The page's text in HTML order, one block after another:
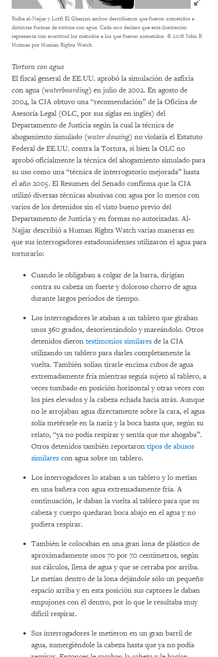
Ridha al-Najjar y Lotfi El Gherissi ambos describieron que fueron sometidos a
distintas formas de tortura con agua. Cada uno declaro que esta ilustración
representa con exactitud los métodos a los que fueron sometidos. © 2016 John R.
Holmes por Human Rights Watch
Tortura con agua
El fiscal general de EE.UU. aprobó la simulación de asfixia
con agua (waterboarding) en julio de 2002. En agosto de
2004, la CIA obtuvo una “recomendación” de la Oficina de
Asesoría Legal (OLC, por sus siglas en inglés) del
Departamento de Justicia según la cual la técnica de
ahogamiento simulado (water dousing) no violaría el Estatuto
Federal de EE.UU. contra la Tortura, si bien la OLC no
aprobó oficialmente la técnica del ahogamiento simulado para
su uso como una “técnica de interrogatorio mejorada” hasta
el año 2005. El Resumen del Senado confirma que la CIA
utilizó diversas técnicas abusivas con agua por lo menos con
varios de los detenidos sin el visto bueno previo del
Departamento de Justicia y en formas no autorizadas. Al-
Najjar describió a Human Rights Watch varias maneras en
que sus interrogadores estadounidenses utilizaron el agua para
torturarlo:
Cuando le obligaban a colgar de la barra, dirigían
contra su cabeza un fuerte y doloroso chorro de agua
durante largos periodos de tiempo.
Los interrogadores le ataban a un tablero que giraban
unos 360 grados, desorientándolo y mareándolo. Otros
detenidos dieron testimonios similares de la CIA
utilizando un tablero para darles completamente la
vuelta. También solían tirarle encima cubos de agua
extremadamente fría mientras seguía sujeto al tablero, a
veces tumbado en posición horizontal y otras veces con
los pies elevados y la cabeza echada hacia atrás. Aunque
no le arrojaban agua directamente sobre la cara, el agua
solía metérsele en la nariz y la boca hasta que, según su
relato, “ya no podía respirar y sentía que me ahogaba”.
Otros detenidos también reportaron tipos de abusos
similares con agua sobre un tablero.
Los interrogadores lo ataban a un tablero y lo metían
en una bañera con agua extremadamente fría. A
continuación, le daban la vuelta al tablero para que su
cabeza y cuerpo quedaran boca abajo en el agua y no
pudiera respirar.
También le colocaban en una gran lona de plástico de
aproximadamente unos 70 por 70 centímetros, según
sus cálculos, llena de agua y que se cerraba por arriba.
Le metían dentro de la lona dejándole sólo un pequeño
espacio arriba y en esta posición sus captores le daban
empujones con él dentro, por lo que le resultaba muy
difícil respirar.
Sus interrogadores le metieron en un gran barril de
agua, sumergiéndole la cabeza hasta que ya no podía